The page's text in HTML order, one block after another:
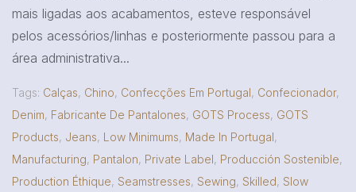
mais ligadas aos acabamentos, esteve responsável
pelos acessórios/linhas e posteriormente passou para a
área administrativa...
Tags: Calças, Chino, Confecções Em Portugal, Confecionador,
Denim, Fabricante De Pantalones, GOTS Process, GOTS
Products, Jeans, Low Minimums, Made In Portugal,
Manufacturing, Pantalon, Private Label, Producción Sostenible,
Production Éthique, Seamstresses, Sewing, Skilled, Slow